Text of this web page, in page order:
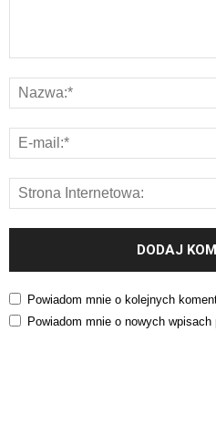
Powiadom mnie o kolejnych
Powiadom mnie o nowych wpisach